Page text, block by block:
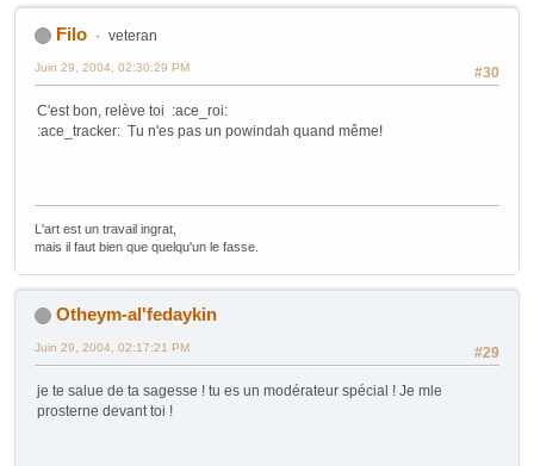
Filo veteran
#30
Juin 29, 2004, 02:30:29 PM
C'est bon, relève toi :ace_roi:
:ace_tracker: Tu n'es pas un powindah quand même!
L'art est un travail ingrat,
mais il faut bien que quelqu'un le fasse.
Otheym-al'fedaykin
#29
Juin 29, 2004, 02:17:21 PM
je te salue de ta sagesse ! tu es un modérateur spécial ! Je mle
prosterne devant toi !